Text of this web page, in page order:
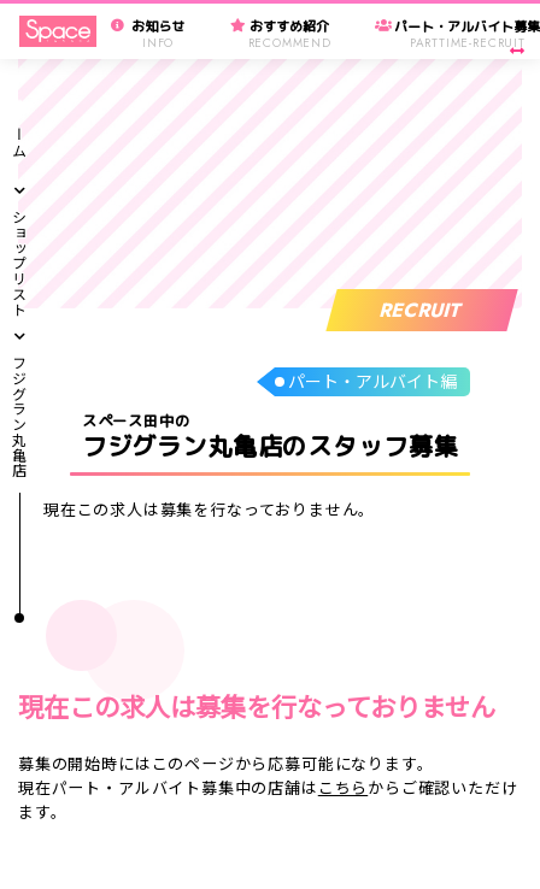
お知らせ
INFO
おすすめ紹介
RECOMMEND
パート・アルバイト募集
PARTTIME-RECRUIT
ホーム
ショップリスト
フジグラン丸亀店
RECRUIT
パート・アルバイト編
スペース田中の
フジグラン丸亀店のスタッフ募集
現在この求人は募集を行なっておりません。
現在この求人は募集を行なっておりません
募集の開始時にはこのページから応募可能になります。
現在パート・アルバイト募集中の店舗は こちら からご確認いただけ
ます。